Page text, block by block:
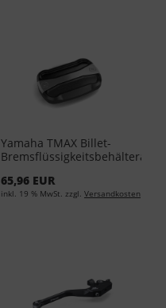
Yamaha TMAX Billet-
- Silver
65,96 EUR
inkl. 19 % MwSt. zzgl. Versandkosten